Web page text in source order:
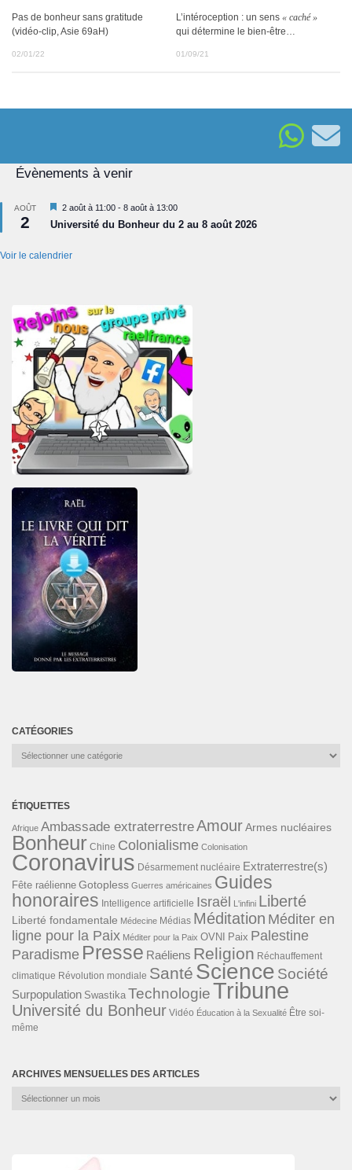
Pas de bonheur sans gratitude
(vidéo-clip, Asie 69aH)
02/01/22
L’intéroception : un sens « caché »
qui détermine le bien-être…
01/09/21
Évènements à venir
AOÛT
2
Mis
en
avant
2 août à 11:00 - 8 août à 13:00
Université du Bonheur du 2 au 8 août 2026
Voir le calendrier
CATÉGORIES
Catégories
ÉTIQUETTES
Afrique Ambassade extraterrestreAmourArmes nucléaires
Bonheur Chine Colonialisme Colonisation
Coronavirus Désarmement nucléaire Extraterrestre(s)
Fête raélienne Gotopless Guerres américaines Guides
honoraires Intelligence artificielle Israël L'infini Liberté
Liberté fondamentale Médecine Médias Méditation Méditer en
ligne pour la Paix Méditer pour la Paix OVNI Paix Palestine
Paradisme Presse Raéliens Religion Réchauffement
climatique Révolution mondiale Santé Science Société
Surpopulation Swastika TechnologieTribune
Université du Bonheur Vidéo Éducation à la Sexualité Être soi-
même
ARCHIVES MENSUELLES DES ARTICLES
Archives